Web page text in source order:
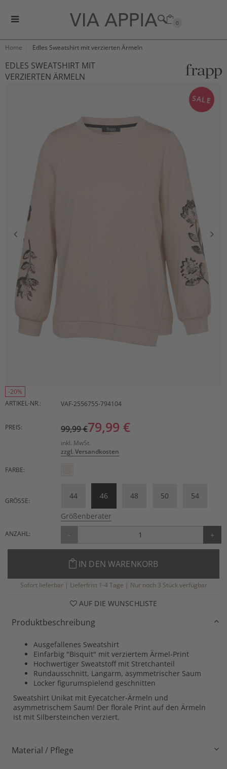
0
Home Edles Sweatshirt mit verzierten Ärmeln
EDLES SWEATSHIRT MIT
VERZIERTEN ÄRMELN
SALE
-20%
ARTIKEL-NR.:
VAF-2556755-794104
PREIS: 99,99 €79,99 €
inkl. MwSt.
zzgl. Versandkosten
FARBE:
GRÖSSE:
44 46 48 50 54
Größenberater
ANZAHL: - +
IN DEN WARENKORB
Sofort lieferbar | Lieferfrist 1-4 Tage | Nur noch 3 Stück verfügbar
AUF DIE WUNSCHLISTE
Produktbeschreibung
Ausgefallenes Sweatshirt
Einfarbig "Bisquit" mit verziertem Ärmel-Print
Hochwertiger Sweatstoff mit Stretchanteil
Rundausschnitt, Langarm, asymmetrischer Saum
Locker figurumspielend geschnitten
Sweatshirt Unikat mit Eyecatcher-Ärmeln und
asymmetrischem Saum! Der florale Print auf den Ärmeln
ist mit Silbersteinchen verziert.
Material / Pflege